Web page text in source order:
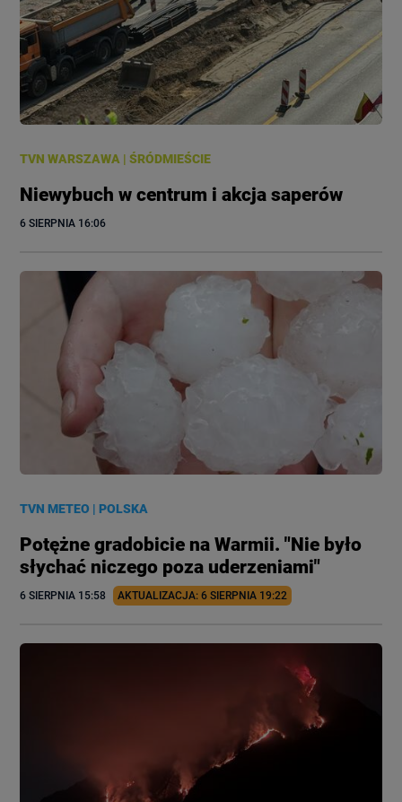
TVN WARSZAWA |ŚRÓDMIEŚCIE
Niewybuch w centrum i akcja saperów
6 SIERPNIA 16:06
TVN METEO |POLSKA
Potężne gradobicie na Warmii. "Nie było
słychać niczego poza uderzeniami"
6 SIERPNIA 15:58 AKTUALIZACJA: 6 SIERPNIA 19:22